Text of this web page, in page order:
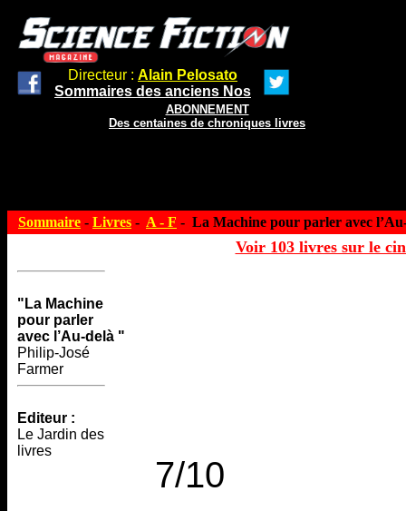
Directeur : Alain Pelosato
Sommaires des anciens Nos
ABONNEMENT
Des centaines de chroniques livres
Sommaire - Livres - A - F - La Machine pour parler avec
Voir 103 livres sur le
"La Machine
pour parler
avec l’Au-delà "
Philip-José
Farmer
Editeur :
Le Jardin des
livres
7/10